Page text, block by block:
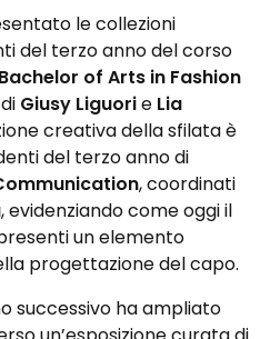
le collezioni
del terzo anno del corso
Bachelor of Arts in Fashion
Giusy Liguorie Lia
creativa della sfilata è
del terzo anno di
, coordinati
, evidenziando come oggi il
un elemento
progettazione del capo.
successivo ha ampliato